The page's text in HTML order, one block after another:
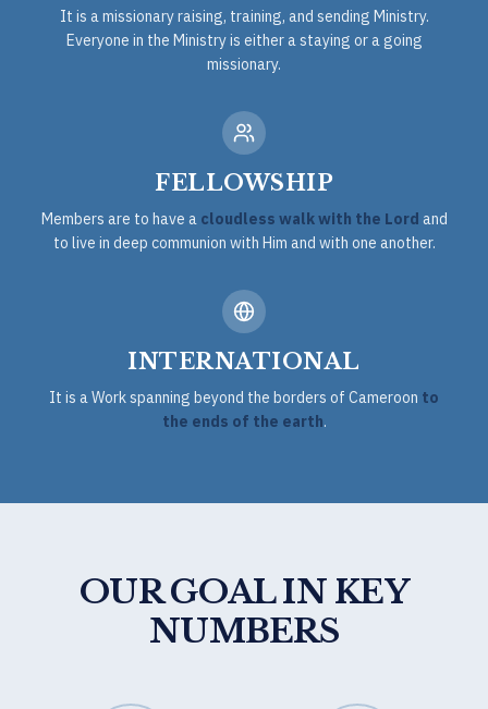
It is a missionary raising, training, and sending Ministry.
Everyone in the Ministry is either a staying or a going
missionary.
FELLOWSHIP
Members are to have a cloudless walk with the Lord and
to live in deep communion with Him and with one another.
INTERNATIONAL
It is a Work spanning beyond the borders of Cameroon to
the ends of the earth.
OUR GOAL IN KEY
NUMBERS